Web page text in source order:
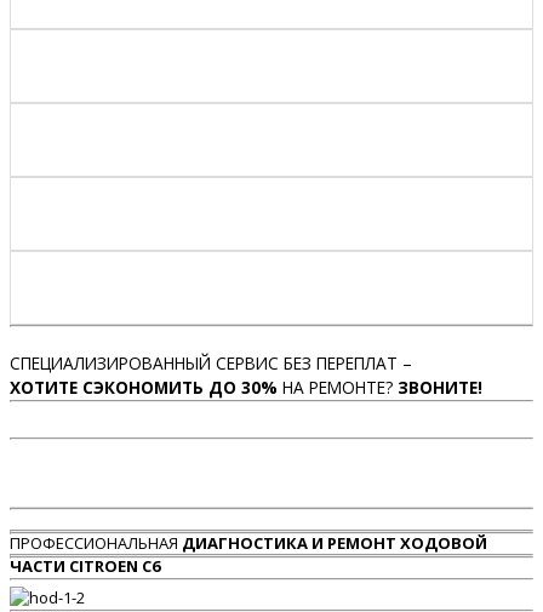
СПЕЦИАЛИЗИРОВАННЫЙ СЕРВИС БЕЗ ПЕРЕПЛАТ –
ХОТИТЕ СЭКОНОМИТЬ ДО 30% НА РЕМОНТЕ? ЗВОНИТЕ!
ПРОФЕССИОНАЛЬНАЯ ДИАГНОСТИКА И РЕМОНТ ХОДОВОЙ
ЧАСТИ CITROEN C6